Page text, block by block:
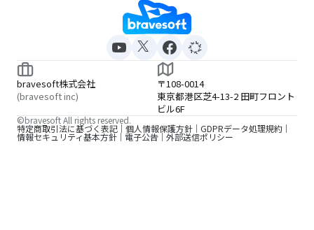
bravesoft株式会社
(bravesoft inc)
〒108-0014
東京都港区芝4-13-2 田町フロント
ビル6F
特定商取引法に基づく表記 個人情報保護方針 GDPRデータ処理規約
情報セキュリティ基本方針 電子公告 外部送信ポリシー
©bravesoft All rights reserved.